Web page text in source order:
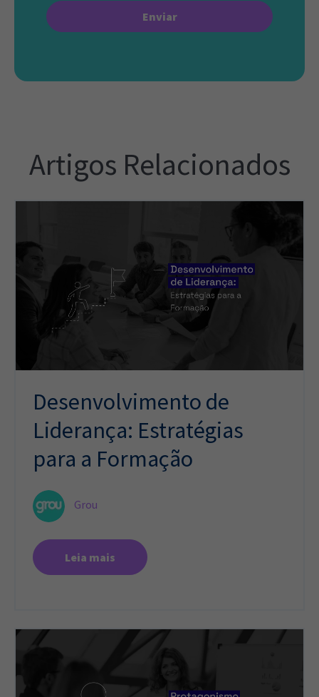
Artigos Relacionados
Desenvolvimento de
Liderança: Estratégias
para a Formação
Grou
Leia mais